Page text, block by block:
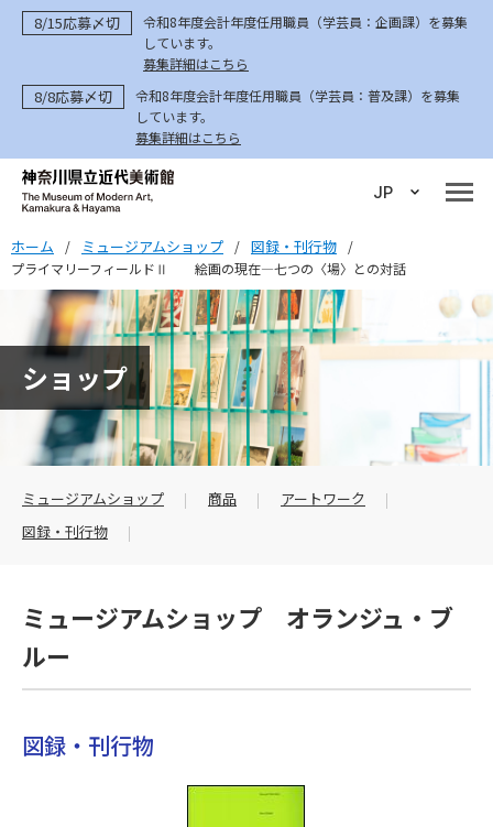
8/15応募〆切
令和8年度会計年度任用職員（学芸員：企画課）を募集
しています。
募集詳細はこちら
8/8応募〆切
令和8年度会計年度任用職員（学芸員：普及課）を募集
しています。
募集詳細はこちら
JP
ホーム / ミュージアムショップ / 図録・刊行物
/
プライマリーフィールドⅡ 絵画の現在―七つの〈場〉との対話
ショップ
ミュージアムショップ 商品
アートワーク
図録・刊行物
ミュージアムショップ オランジュ・ブ
ルー
図録・刊行物